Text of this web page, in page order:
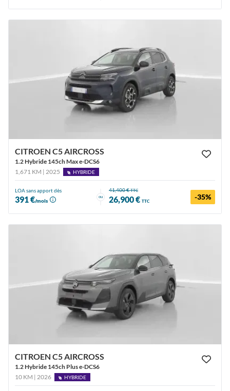
CITROEN C5 AIRCROSS
1.2 Hybride 145ch Max e-DCS6
1,671 KM | 2025
HYBRIDE
LOA sans apport dès
391 €/mois
ou
41,400 €TTC
26,900 € TTC -35%
CITROEN C5 AIRCROSS
1.2 Hybride 145ch Plus e-DCS6
10 KM | 2026
HYBRIDE